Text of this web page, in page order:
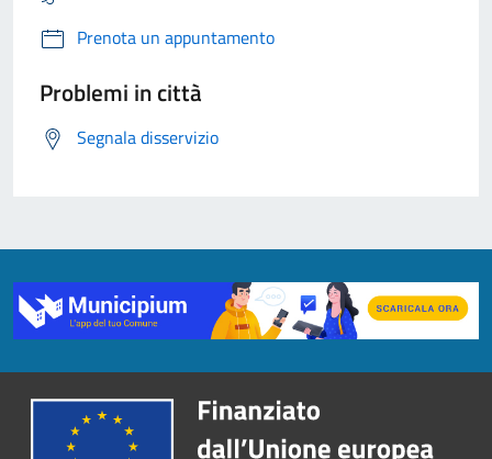
Prenota un appuntamento
Problemi in città
Segnala disservizio